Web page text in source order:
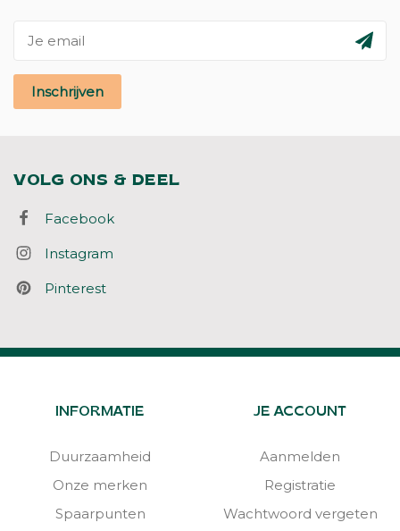
Inschrijven
VOLG ONS & DEEL
Facebook
Instagram
Pinterest
INFORMATIE
Duurzaamheid
Onze merken
Spaarpunten
JE ACCOUNT
Aanmelden
Registratie
Wachtwoord vergeten